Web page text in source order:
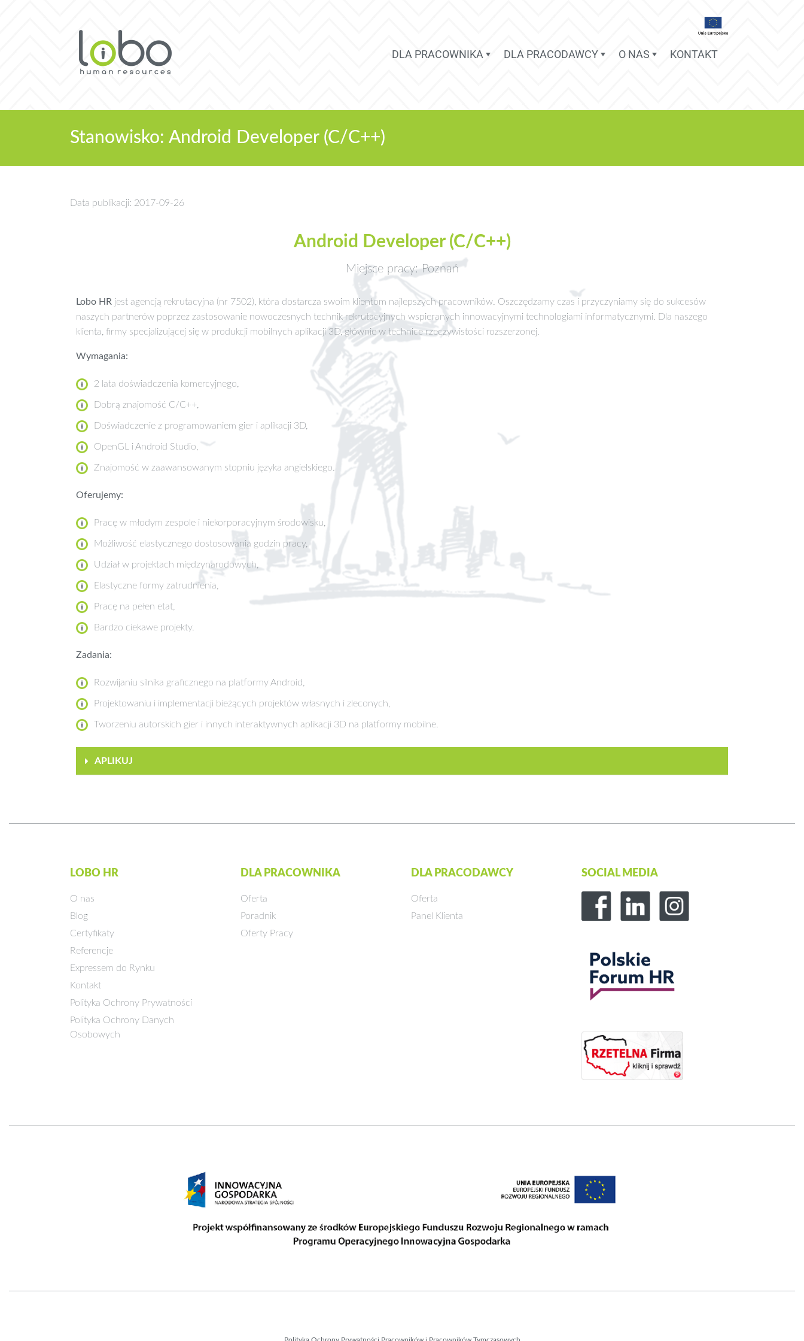
DLA PRACOWNIKA DLA PRACODAWCY O NAS KONTAKT
Stanowisko: Android Developer (C/C++)
Data publikacji: 2017-09-26
Android Developer (C/C++)
Miejsce pracy: Poznań
Lobo HR jest agencją rekrutacyjna (nr 7502), która dostarcza swoim klientom najlepszych pracowników. Oszczędzamy czas i przyczyniamy się do sukcesów
naszych partnerów poprzez zastosowanie nowoczesnych technik rekrutacyjnych wspieranych innowacyjnymi technologiami informatycznymi. Dla naszego
klienta, firmy specjalizującej się w produkcji mobilnych aplikacji 3D, głównie w technice rzeczywistości rozszerzonej.
Wymagania:
2 lata doświadczenia komercyjnego,
Dobrą znajomość C/C++,
Doświadczenie z programowaniem gier i aplikacji 3D,
OpenGL i Android Studio,
Znajomość w zaawansowanym stopniu języka angielskiego.
Oferujemy:
Pracę w młodym zespole i niekorporacyjnym środowisku,
Możliwość elastycznego dostosowania godzin pracy,
Udział w projektach międzynarodowych,
Elastyczne formy zatrudnienia,
Pracę na pełen etat,
Bardzo ciekawe projekty.
Zadania:
Rozwijaniu silnika graficznego na platformy Android,
Projektowaniu i implementacji bieżących projektów własnych i zleconych,
Tworzeniu autorskich gier i innych interaktywnych aplikacji 3D na platformy mobilne.
APLIKUJ
LOBO HR
O nas
Blog
Certyfikaty
Referencje
Expressem do Rynku
Kontakt
Polityka Ochrony Prywatności
Polityka Ochrony Danych
Osobowych
DLA PRACOWNIKA
Oferta
Poradnik
Oferty Pracy
DLA PRACODAWCY
Oferta
Panel Klienta
SOCIAL MEDIA